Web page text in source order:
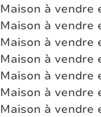
Maison à vendre
Maison à vendre
Maison à vendre
Maison à vendre
Maison à vendre
Maison à vendre
Maison à vendre